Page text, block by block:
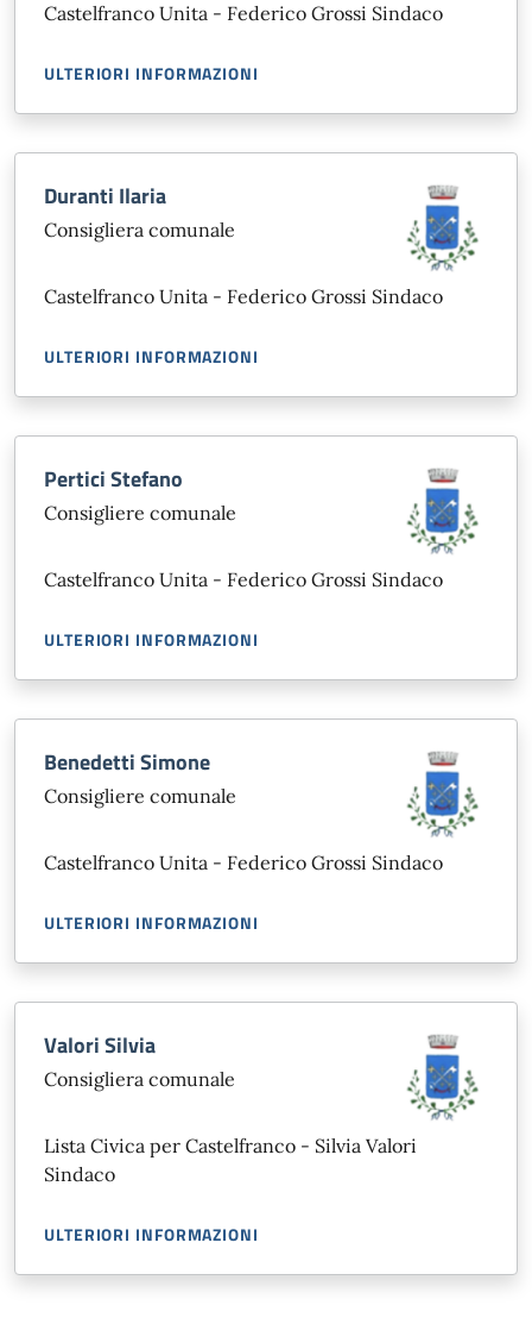
Castelfranco Unita - Federico Grossi Sindaco
ULTERIORI INFORMAZIONI
Duranti Ilaria
Consigliera comunale
Castelfranco Unita - Federico Grossi Sindaco
ULTERIORI INFORMAZIONI
Pertici Stefano
Consigliere comunale
Castelfranco Unita - Federico Grossi Sindaco
ULTERIORI INFORMAZIONI
Benedetti Simone
Consigliere comunale
Castelfranco Unita - Federico Grossi Sindaco
ULTERIORI INFORMAZIONI
Valori Silvia
Consigliera comunale
Lista Civica per Castelfranco - Silvia Valori
Sindaco
ULTERIORI INFORMAZIONI